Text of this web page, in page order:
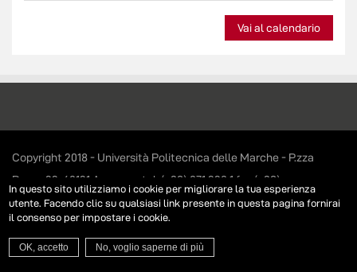
Vai al calendario
Copyright 2018 - Università Politecnica delle Marche - P.zza
Roma 22, 60121 Ancona - tel. (+39) 071.220.1 fax (+39)
071.220.2324 - P.I. 00382520427 -Privacy e Cookie Policy
In questo sito utilizziamo i cookie per migliorare la tua esperienza
utente. Facendo clic su qualsiasi link presente in questa pagina fornirai
il consenso per impostare i cookie.
OK, accetto No, voglio saperne di più